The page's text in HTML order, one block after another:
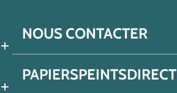
NOUS CONTACTER
PAPIERSPEINTSDIRECT